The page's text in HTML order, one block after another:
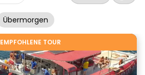
Übermorgen
EMPFOHLENE TOUR